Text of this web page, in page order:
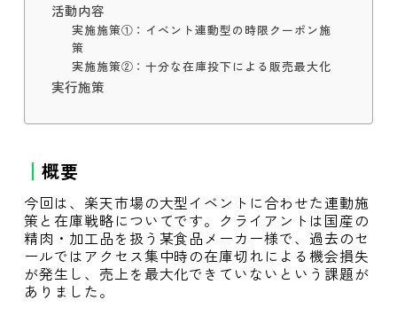
活動内容
実施施策①：イベント連動型の時限クーポン施
策
実施施策②：十分な在庫投下による販売最大化
実行施策
概要
今回は、楽天市場の大型イベントに合わせた連動施
策と在庫戦略についてです。クライアントは国産の
精肉・加工品を扱う某食品メーカー様で、過去のセ
ールではアクセス集中時の在庫切れによる機会損失
が発生し、売上を最大化できていないという課題が
ありました。